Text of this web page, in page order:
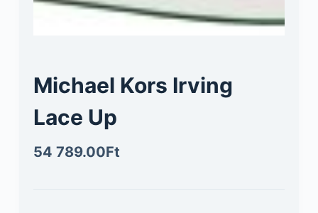
Michael Kors Irving
Lace Up
54 789.00Ft